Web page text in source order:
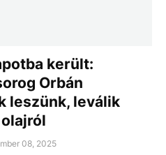
került:
Orbán
leszünk, leválik
08, 2025